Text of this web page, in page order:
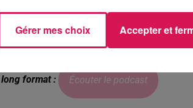
format : Écouter le podcast
Gérer mes choix Accepter et